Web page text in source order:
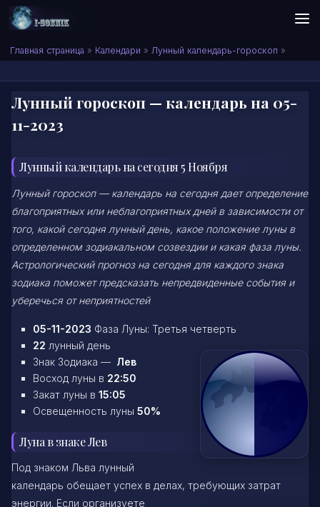
Skip to content
Сонник I-SONNIK.COM
Главная страница » Календари » Лунный календарь-гороскоп »
Лунный гороскоп — календарь на 05-
11-2023
Лунный календарь на сегодня 5 Ноября
Лунный гороскоп — календарь на сегодня дает определение
благоприятных или неблагоприятных дней в зависимости от
того, какой сегодня лунный день, какое положение луны в
определенном зодиакальном созвездии и какая фаза луны.
Астрологический прогноз на сегодня для каждого знака
зодиака поможет предсказать непредвиденные события и
уберечься от неприятностей
05-11-2023 Фаза Луны: Третья четверть
22 лунный день
Знак Зодиака — Лев
Восход луны в 22:50
Закат луны в 15:05
Освещенность луны 50%
Луна в знаке Лев
Под знаком Льва лунный
календарь обещает успех в делах, требующих затрат
энергии. Если организуете